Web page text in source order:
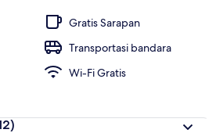
i
Gratis Sarapan
Transportasi bandara
Wi-Fi Gratis